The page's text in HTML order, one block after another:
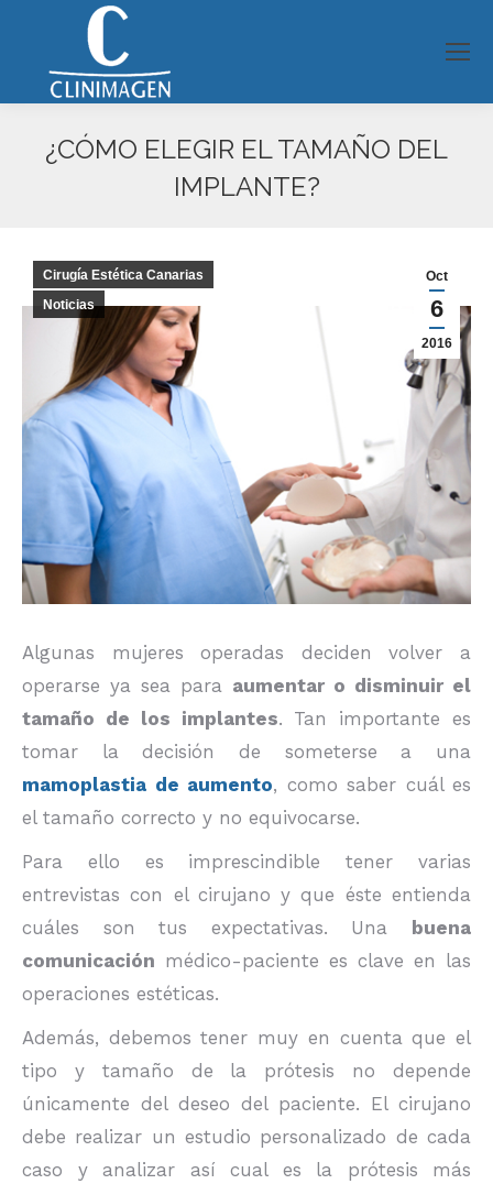
¿CÓMO ELEGIR EL TAMAÑO DEL
IMPLANTE?
Oct
6
2016
Cirugía Estética Canarias
Noticias
Algunas mujeres operadas deciden volver a
operarse ya sea para aumentar o disminuir el
tamaño de los implantes. Tan importante es
tomar la decisión de someterse a una
mamoplastia de aumento, como saber cuál es
el tamaño correcto y no equivocarse.
Para ello es imprescindible tener varias
entrevistas con el cirujano y que éste entienda
cuáles son tus expectativas. Una buena
comunicación médico-paciente es clave en las
operaciones estéticas.
Además, debemos tener muy en cuenta que el
tipo y tamaño de la prótesis no depende
únicamente del deseo del paciente. El cirujano
debe realizar un estudio personalizado de cada
caso y analizar así cual es la prótesis más